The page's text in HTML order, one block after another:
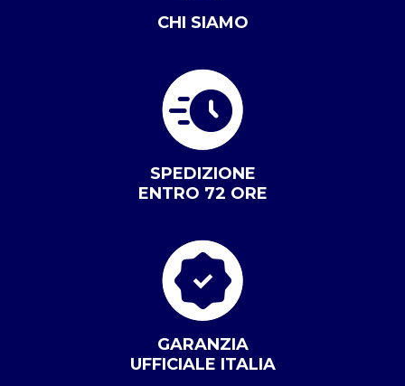
CHI SIAMO
SPEDIZIONE
ENTRO 72 ORE
GARANZIA
UFFICIALE ITALIA